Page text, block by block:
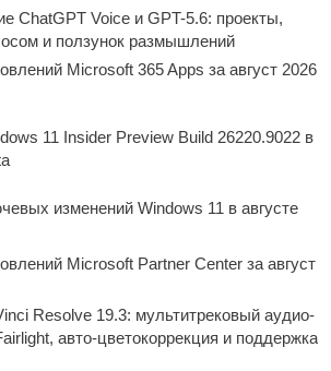
ChatGPT Voice и GPT-5.6: проекты,
и ползунок размышлений
Microsoft 365 Apps за август 2026
11 Insider Preview Build 26220.9022 в
изменений Windows 11 в августе
Microsoft Partner Center за август
Resolve 19.3: мультитрековый аудио-
авто-цветокоррекция и поддержка